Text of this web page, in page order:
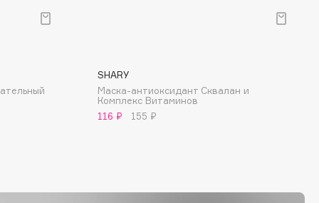
SHARY
Маска-антиоксидант Сквалан и
Комплекс Витаминов
116 ₽
155 ₽